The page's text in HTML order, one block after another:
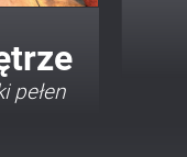
Styl
w